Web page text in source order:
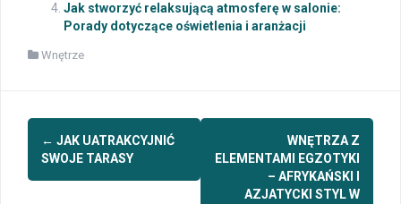
Jak stworzyć relaksującą atmosferę w salonie:
Porady dotyczące oświetlenia i aranżacji
Wnętrze
Post
navigation
← JAK UATRAKCYJNIĆ
SWOJE TARASY
WNĘTRZA Z
ELEMENTAMI EGZOTYKI
– AFRYKAŃSKI I
AZJATYCKI STYL W